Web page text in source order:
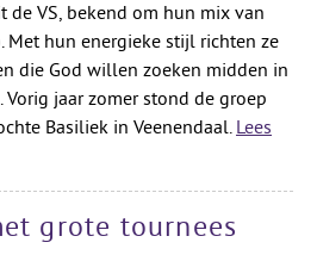
de VS, bekend om hun mix van
Met hun energieke stijl richten ze
die God willen zoeken midden in
jaar zomer stond de groep
Basiliek in Veenendaal. Lees
grote tournees